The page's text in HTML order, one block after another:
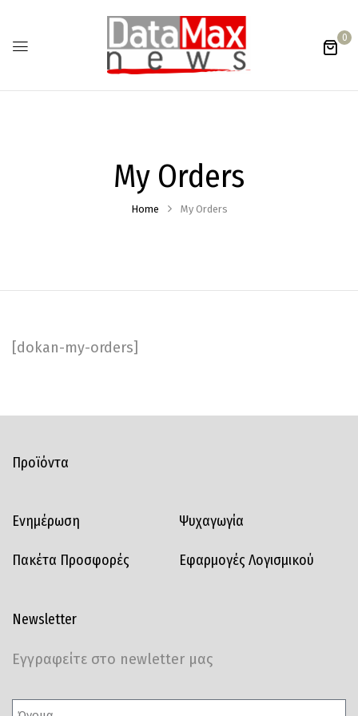
0
My Orders
Home My Orders
[dokan-my-orders]
Προϊόντα
Ενημέρωση Ψυχαγωγία
Πακέτα Προσφορές Εφαρμογές Λογισμικού
Newsletter
Εγγραφείτε στο newletter μας